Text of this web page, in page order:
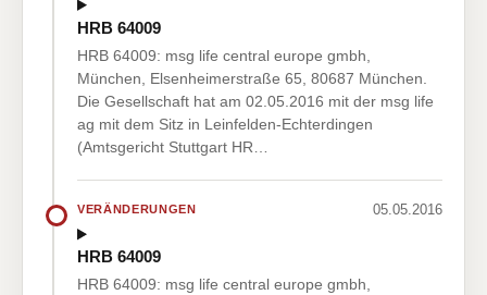
HRB 64009
HRB 64009: msg life central europe gmbh,
München, Elsenheimerstraße 65, 80687 München.
Die Gesellschaft hat am 02.05.2016 mit der msg life
ag mit dem Sitz in Leinfelden-Echterdingen
(Amtsgericht Stuttgart HR…
VERÄNDERUNGEN 05.05.2016
HRB 64009
HRB 64009: msg life central europe gmbh,